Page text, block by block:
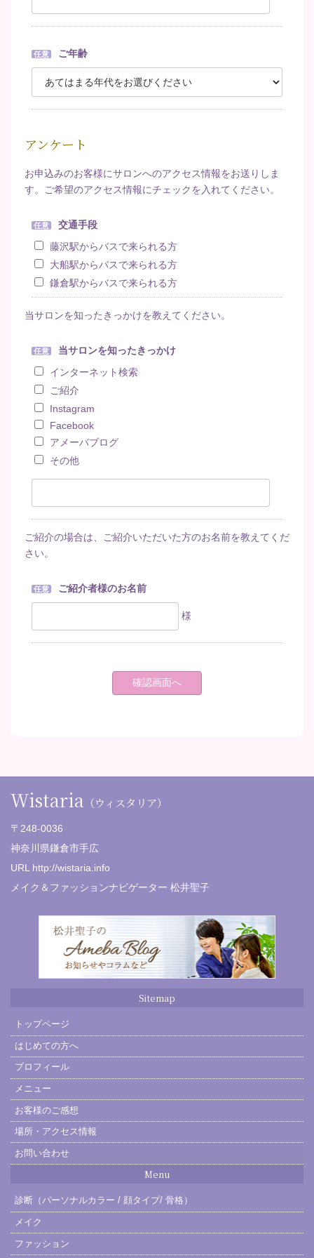
任意 ご年齢
アンケート
お申込みのお客様にサロンへのアクセス情報をお送りしま
す。ご希望のアクセス情報にチェックを入れてください。
任意
交通手段
藤沢駅からバスで来られる方
大船駅からバスで来られる方
鎌倉駅からバスで来られる方
当サロンを知ったきっかけを教えてください。
任意
当サロンを知ったきっかけ
インターネット検索
ご紹介
Instagram
Facebook
アメーバブログ
その他
ご紹介の場合は、ご紹介いただいた方のお名前を教えてくだ
さい。
任意 ご紹介者様のお名前
様
Wistaria （ウィスタリア）
〒248-0036
神奈川県鎌倉市手広
URL http://wistaria.info
メイク＆ファッションナビゲーター 松井聖子
Sitemap
トップページ
はじめての方へ
プロフィール
メニュー
お客様のご感想
場所・アクセス情報
お問い合わせ
Menu
診断（パーソナルカラー / 顔タイプ/ 骨格）
メイク
ファッション